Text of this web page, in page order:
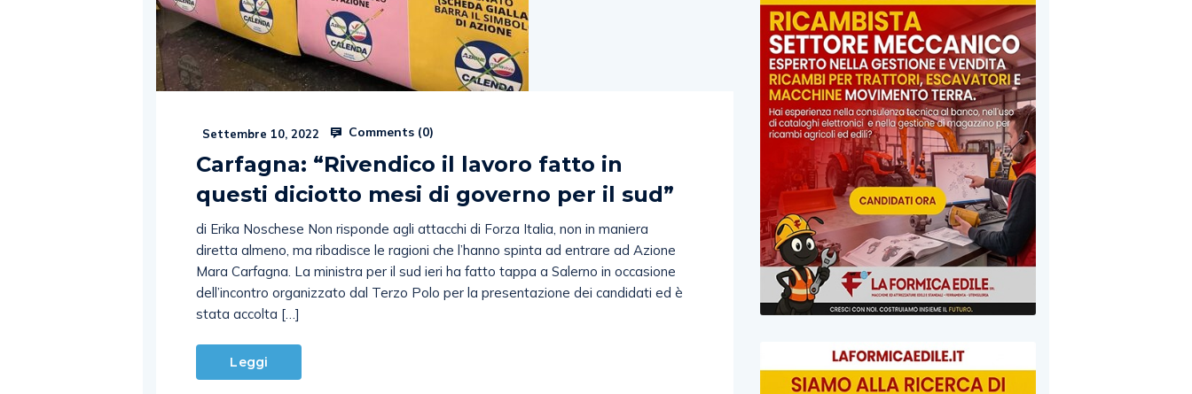
Settembre 10, 2022 Comments (0)
Carfagna: “Rivendico il lavoro fatto in
questi diciotto mesi di governo per il sud”
di Erika Noschese Non risponde agli attacchi di Forza Italia, non in maniera
diretta almeno, ma ribadisce le ragioni che l’hanno spinta ad entrare ad Azione
Mara Carfagna. La ministra per il sud ieri ha fatto tappa a Salerno in occasione
dell’incontro organizzato dal Terzo Polo per la presentazione dei candidati ed è
stata accolta […]
Leggi